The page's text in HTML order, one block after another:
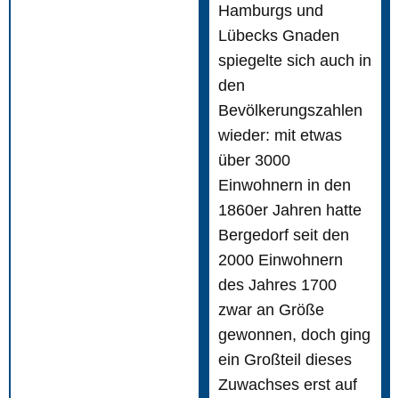
Hamburgs und
Lübecks Gnaden
spiegelte sich auch in
den
Bevölkerungszahlen
wieder: mit etwas
über 3000
Einwohnern in den
1860er Jahren hatte
Bergedorf seit den
2000 Einwohnern
des Jahres 1700
zwar an Größe
gewonnen, doch ging
ein Großteil dieses
Zuwachses erst auf